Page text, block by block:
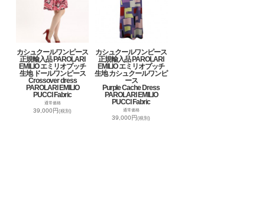
カシュクールワンピース
正規輸入品 PAROLARI
EMILIO エミリオプッチ
生地 ドールワンピース
Crossover dress
PAROLARI EMILIO
PUCCI Fabric
通常価格
39,000円(税別)
カシュクールワンピース
正規輸入品 PAROLARI
EMILIO エミリオプッチ
生地 カシュクールワンピ
ース
Purple Cache Dress
PAROLARI EMILIO
PUCCI Fabric
通常価格
39,000円(税別)